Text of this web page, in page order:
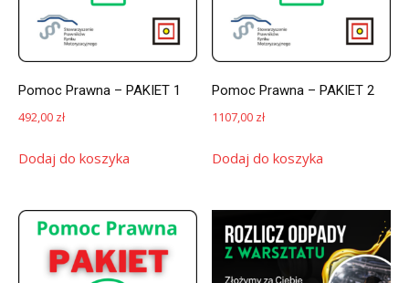
Pomoc Prawna – PAKIET 1
492,00 zł
Dodaj do koszyka
Pomoc Prawna – PAKIET 2
1107,00 zł
Dodaj do koszyka